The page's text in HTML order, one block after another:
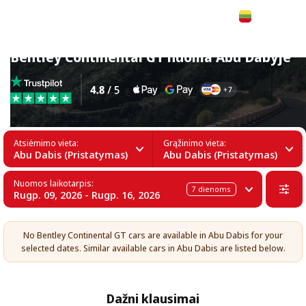
Bentley Continental GT nuoma Abu Dabyje
Atsiėmimo vieta:
Abu Dabis (Pristatymas)
Grąžinimo vieta:
Abu Dabis (Pristatymas)
Nuomos laikotarpis:
Rugp. 09, 2026 - Rugp. 16, 2026 7 dienoms
No Bentley Continental GT cars are available in Abu Dabis for your
selected dates. Similar available cars in Abu Dabis are listed below.
Dažni klausimai